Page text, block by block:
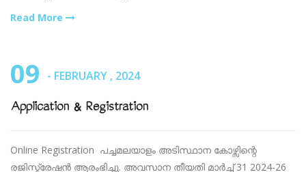
Read More
09 - FEBRUARY , 2024
Application & Registration
Online Registration പച്ചമലയാളം അടിസ്ഥാന കോഴ്സിന്റെ
രജിസ്ട്രേഷൻ ആരംഭിച്ചു. അവസാന തീയതി മാർച്ച് 31 2024-26